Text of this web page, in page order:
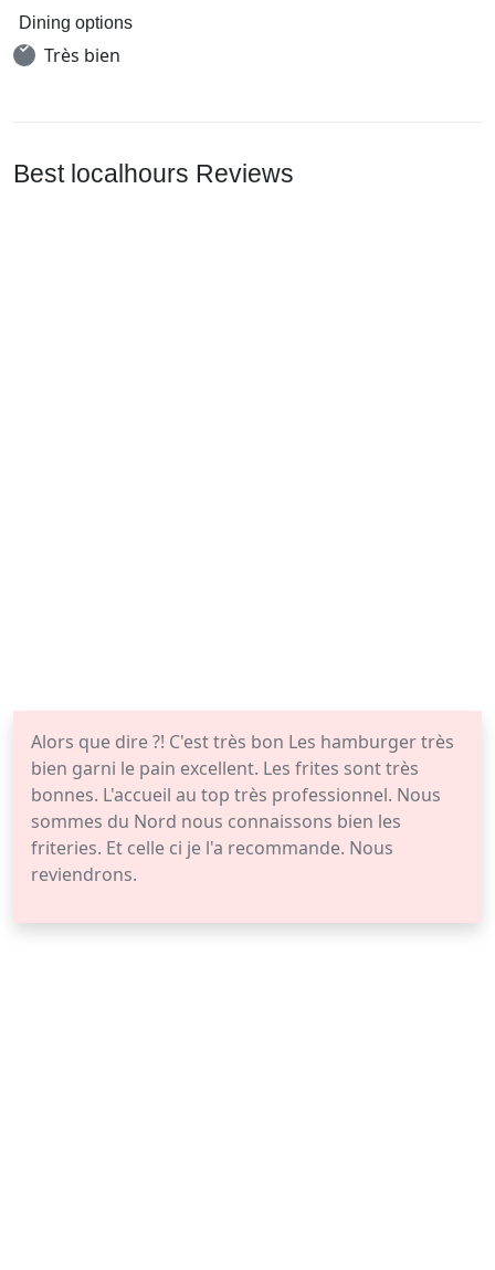
Dining options
Très bien
Best localhours Reviews
Alors que dire ?! C'est très bon Les hamburger très
bien garni le pain excellent. Les frites sont très
bonnes. L'accueil au top très professionnel. Nous
sommes du Nord nous connaissons bien les
friteries. Et celle ci je l'a recommande. Nous
reviendrons.